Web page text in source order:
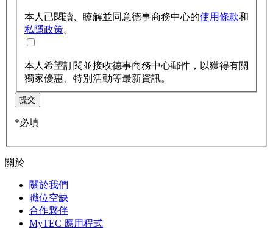
本人已閱讀、瞭解並同意德事商務中心的使用條款和
私隱政策。
本人希望訂閱並接收德事商務中心郵件，以獲得有關
獨家優惠、特別活動等最新資訊。
提交
*必填
關於
關於我們
職位空缺
合作夥伴
MyTEC 應用程式